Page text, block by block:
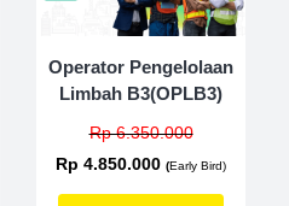
Operator Pengelolaan
Limbah B3(OPLB3)
Rp 6.350.000
Rp 4.850.000 (Early Bird)